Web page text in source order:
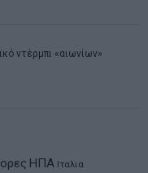
ντέρμπι «αιωνίων»
ΗΠΑ Ιταλια